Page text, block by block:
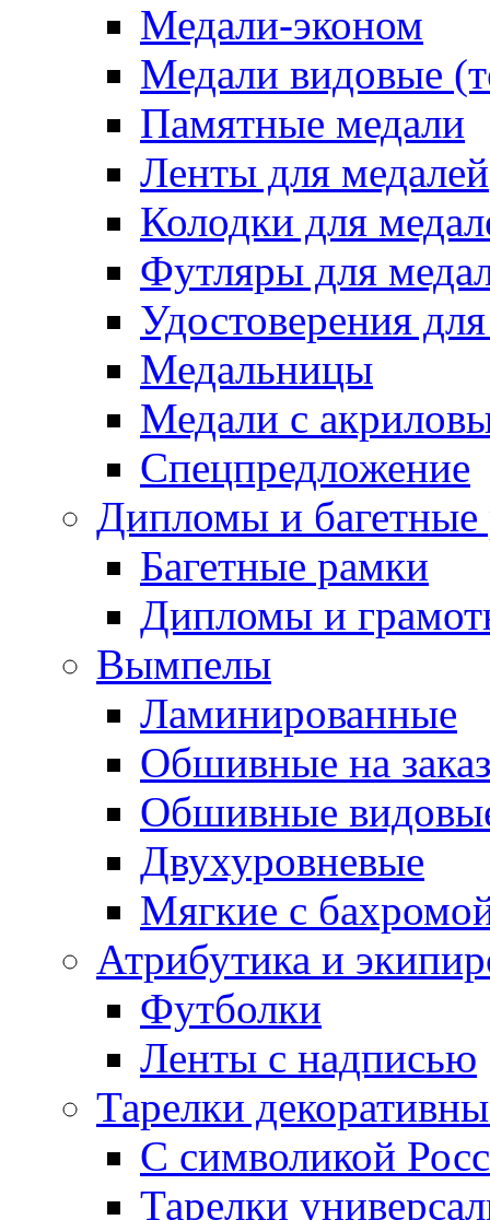
Медали-эконом
Медали видовые
Памятные медали
Ленты для медалей
Колодки для
Футляры для
Удостоверения
Медальницы
Медали с
Спецпредложение
Дипломы и багетные
Багетные рамки
Дипломы и
Вымпелы
Ламинированные
Обшивные на заказ
Обшивные
Двухуровневые
Мягкие с
Атрибутика и
Футболки
Ленты с надписью
Тарелки
С символикой
Тарелки